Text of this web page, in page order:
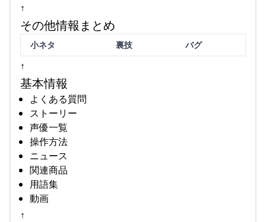
↑
その他情報まとめ
小ネタ 裏技 バグ
↑
基本情報
よくある質問
ストーリー
声優一覧
操作方法
ニュース
関連商品
用語集
動画
↑